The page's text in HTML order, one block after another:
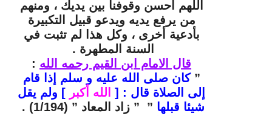
اللهم أحسن وقوفنا بين يديك ، ومنهم
من يرفع يديه ويدعو قبيل التكبيرة
بأدعية أخرى ، وكل هذا لم تثبت في
السنة المطهرة .
قال الامام ابن القيم رحمه الله :
”كان صلى الله عليه و سلم إذا قام
إلى الصلاة قال : [ الله أكبر ] ولم يقل
شيئا قبلها ” ” زاد المعاد ” (1/194) .